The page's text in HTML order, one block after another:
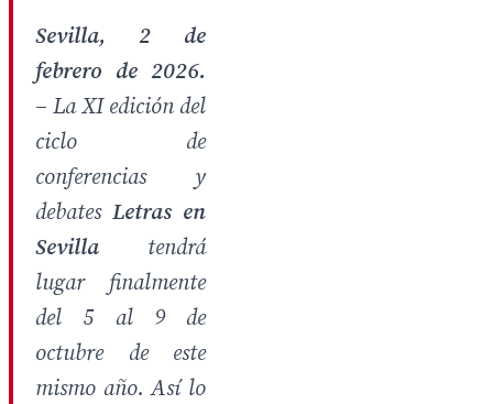
Sevilla, 2 de
febrero de 2026.
– La XI edición del
ciclo de
conferencias y
debates Letras en
Sevilla tendrá
lugar finalmente
del 5 al 9 de
octubre de este
mismo año. Así lo